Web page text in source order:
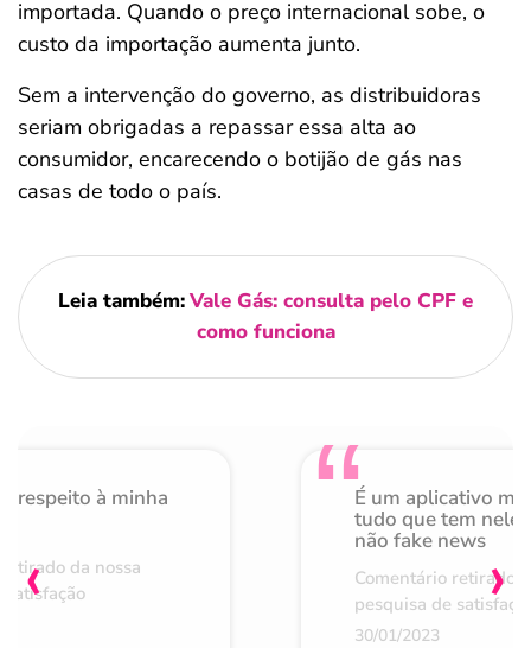
importada. Quando o preço internacional sobe, o
custo da importação aumenta junto.
Sem a intervenção do governo, as distribuidoras
seriam obrigadas a repassar essa alta ao
consumidor, encarecendo o botijão de gás nas
casas de todo o país.
Leia também:Vale Gás: consulta pelo CPF e
como funciona
respeito à minha
da nossa
É um aplicativo
tudo que tem nele
não fake news
Comentário retirado
pesquisa de
30/01/2023
‹ ›